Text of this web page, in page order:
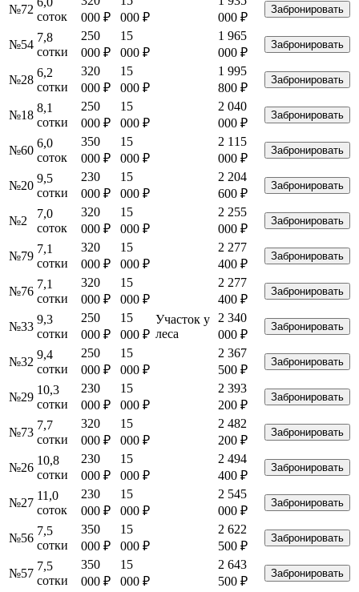
№72
соток
000 ₽
000 ₽
000 ₽
Забронировать
№54
7,8
сотки
250
000 ₽
15
000 ₽
1 965
000 ₽
Забронировать
№28
6,2
сотки
320
000 ₽
15
000 ₽
1 995
800 ₽
Забронировать
№18
8,1
сотки
250
000 ₽
15
000 ₽
2 040
000 ₽
Забронировать
№60
6,0
соток
350
000 ₽
15
000 ₽
2 115
000 ₽
Забронировать
№20
9,5
сотки
230
000 ₽
15
000 ₽
2 204
600 ₽
Забронировать
№2
7,0
соток
320
000 ₽
15
000 ₽
2 255
000 ₽
Забронировать
№79
7,1
сотки
320
000 ₽
15
000 ₽
2 277
400 ₽
Забронировать
№76
7,1
сотки
320
000 ₽
15
000 ₽
2 277
400 ₽
Забронировать
№33
9,3
сотки
250
000 ₽
15
000 ₽
Участок у
леса
2 340
000 ₽
Забронировать
№32
9,4
сотки
250
000 ₽
15
000 ₽
2 367
500 ₽
Забронировать
№29
10,3
сотки
230
000 ₽
15
000 ₽
2 393
200 ₽
Забронировать
№73
7,7
сотки
320
000 ₽
15
000 ₽
2 482
200 ₽
Забронировать
№26
10,8
сотки
230
000 ₽
15
000 ₽
2 494
400 ₽
Забронировать
№27
11,0
соток
230
000 ₽
15
000 ₽
2 545
000 ₽
Забронировать
№56
7,5
сотки
350
000 ₽
15
000 ₽
2 622
500 ₽
Забронировать
№57
7,5
сотки
350
000 ₽
15
000 ₽
2 643
500 ₽
Забронировать